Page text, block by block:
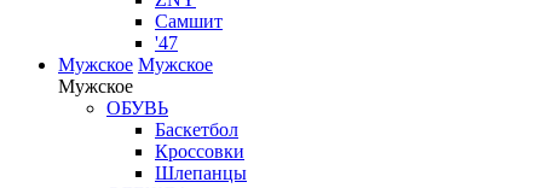
Самшит
'47
Мужское Мужское
Мужское
ОБУВЬ
Баскетбол
Кроссовки
Шлепанцы